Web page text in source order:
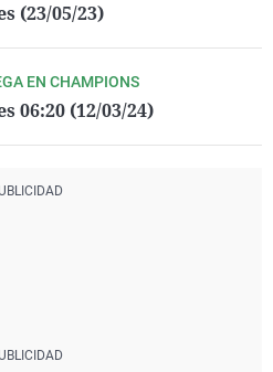
(23/05/23)
EN CHAMPIONS
06:20 (12/03/24)